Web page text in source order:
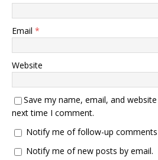
Email *
Website
Save my name, email, and
next time I comment.
Notify me of follow-up comments
Notify me of new posts by email.